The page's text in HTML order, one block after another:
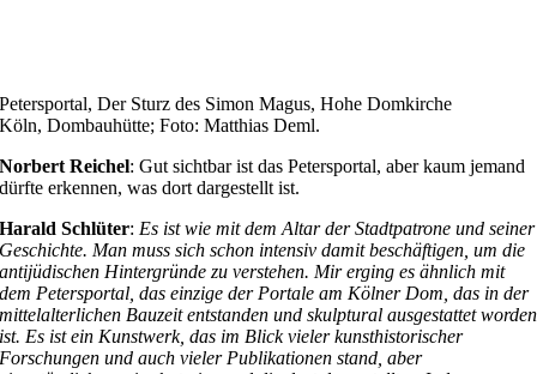
Petersportal, Der Sturz des Simon Magus, Hohe Domkirche
Köln, Dombauhütte; Foto: Matthias Deml.
Norbert Reichel: Gut sichtbar ist das Petersportal, aber kaum jemand
dürfte erkennen, was dort dargestellt ist.
Harald Schlüter: Es ist wie mit dem Altar der Stadtpatrone und seiner
Geschichte. Man muss sich schon intensiv damit beschäftigen, um die
antijüdischen Hintergründe zu verstehen. Mir erging es ähnlich mit
dem Petersportal, das einzige der Portale am Kölner Dom, das in der
mittelalterlichen Bauzeit entstanden und skulptural ausgestattet worden
ist. Es ist ein Kunstwerk, das im Blick vieler kunsthistorischer
Forschungen und auch vieler Publikationen stand, aber